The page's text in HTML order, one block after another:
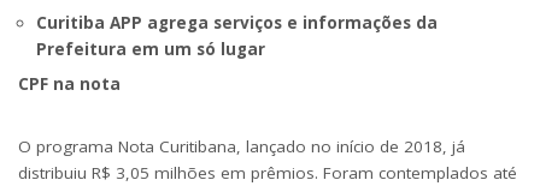
Curitiba APP agrega serviços e informações da
Prefeitura em um só lugar
CPF na nota
O programa Nota Curitibana, lançado no início de 2018, já
distribuiu R$ 3,05 milhões em prêmios. Foram contemplados até